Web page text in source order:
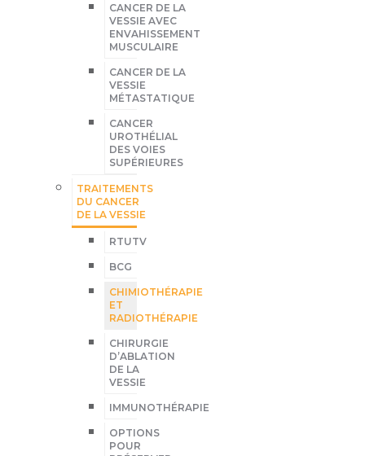
CANCER DE LA
VESSIE AVEC
ENVAHISSEMENT
MUSCULAIRE
CANCER DE LA
VESSIE
MÉTASTATIQUE
CANCER
UROTHÉLIAL
DES VOIES
SUPÉRIEURES
TRAITEMENTS
DU CANCER
DE LA VESSIE
RTUTV
BCG
CHIMIOTHÉRAPIE
ET
RADIOTHÉRAPIE
CHIRURGIE
D’ABLATION
DE LA
VESSIE
IMMUNOTHÉRAPIE
OPTIONS
POUR